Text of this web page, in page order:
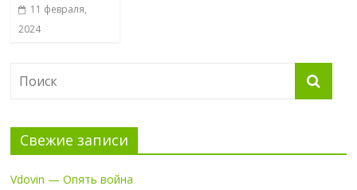
11 февраля,
2024
Свежие записи
Vdovin — Опять война